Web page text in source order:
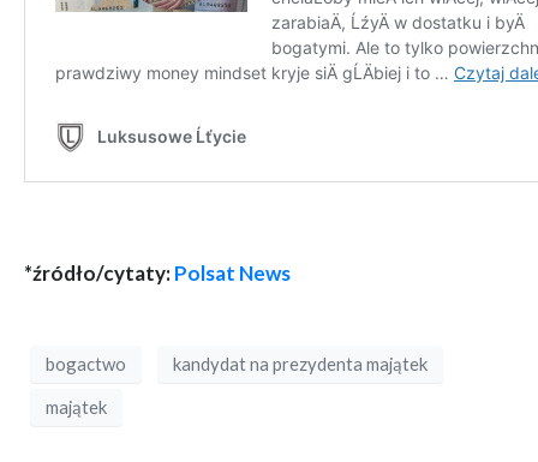
*źródło/cytaty:Polsat News
bogactwo kandydat na prezydenta majątek
majątek